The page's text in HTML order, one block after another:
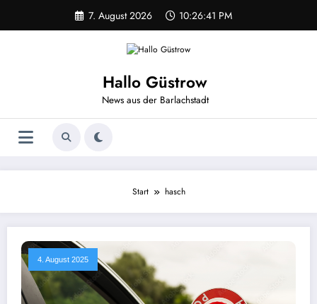
springen
7. August 2026 10:26:41 PM
Hallo Güstrow
News aus der Barlachstadt
Start hasch
4. August 2025